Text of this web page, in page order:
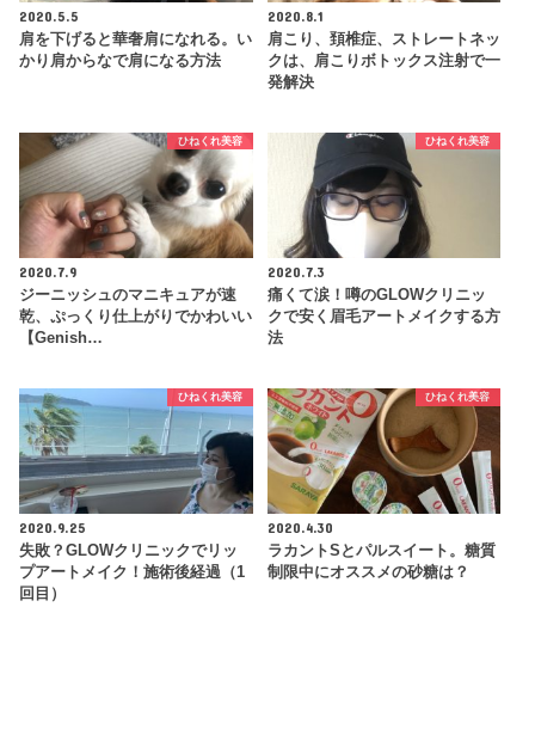
2020.5.5
肩を下げると華奢肩になれる。い
かり肩からなで肩になる方法
2020.8.1
肩こり、頚椎症、ストレートネッ
クは、肩こりボトックス注射で一
発解決
ひねくれ美容
2020.7.9
ジーニッシュのマニキュアが速
乾、ぷっくり仕上がりでかわいい
【Genish…
ひねくれ美容
2020.7.3
痛くて涙！噂のGLOWクリニッ
クで安く眉毛アートメイクする方
法
ひねくれ美容
2020.9.25
失敗？GLOWクリニックでリッ
プアートメイク！施術後経過（1
回目）
ひねくれ美容
2020.4.30
ラカントSとパルスイート。糖質
制限中にオススメの砂糖は？